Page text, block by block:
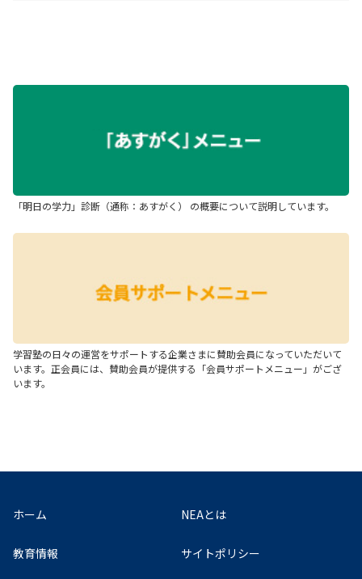
「明日の学力」診断（通称：あすがく） の概要について説明しています。
学習塾の日々の運営をサポートする企業さまに賛助会員になっていただいて
います。正会員には、賛助会員が提供する「会員サポートメニュー」がござ
います。
ホーム NEAとは
教育情報 サイトポリシー